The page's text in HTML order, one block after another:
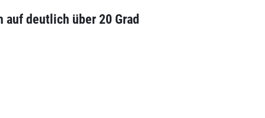
auf deutlich über 20 Grad